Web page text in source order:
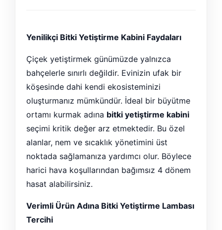
Yenilikçi Bitki Yetiştirme Kabini Faydaları
Çiçek yetiştirmek günümüzde yalnızca
bahçelerle sınırlı değildir. Evinizin ufak bir
köşesinde dahi kendi ekosisteminizi
oluşturmanız mümkündür. İdeal bir büyütme
ortamı kurmak adına bitki yetiştirme kabini
seçimi kritik değer arz etmektedir. Bu özel
alanlar, nem ve sıcaklık yönetimini üst
noktada sağlamanıza yardımcı olur. Böylece
harici hava koşullarından bağımsız 4 dönem
hasat alabilirsiniz.
Verimli Ürün Adına Bitki Yetiştirme Lambası
Tercihi